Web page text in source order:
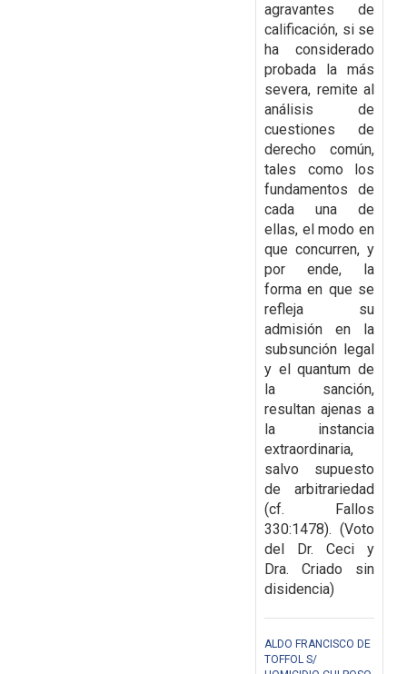
agravantes de
calificación, si se
ha considerado
probada la más
severa, remite al
análisis de
cuestiones de
derecho común,
tales como los
fundamentos de
cada una de
ellas, el modo en
que concurren, y
por ende, la
forma en que se
refleja su
admisión en la
subsunción legal
y el quantum de
la sanción,
resultan ajenas a
la instancia
extraordinaria,
salvo supuesto
de arbitrariedad
(cf. Fallos
330:1478). (Voto
del Dr. Ceci y
Dra. Criado sin
disidencia)
ALDO FRANCISCO DE
TOFFOL S/